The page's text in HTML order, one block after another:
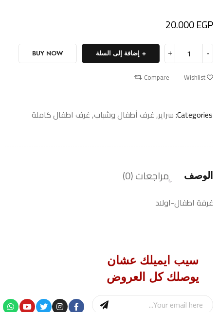
20.000EGP
إضافة إلى السلة BUY NOW
Wishlist
Compare
Categories: سراير,غرف أطفال وشباب,غرف اطفال كاملة
الوصف مراجعات (0)
غرفة اطفال-اولاد
سيب ايميلك عشان
يوصلك كل العروض